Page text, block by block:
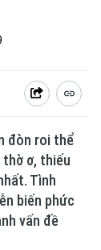
đòn roi thể
ơ, thiếu
Tình
biến phức
vấn đề